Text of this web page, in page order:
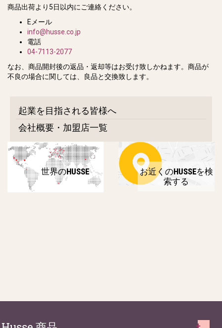
商品出荷より5日以内にご連絡ください。
Eメール
info@husse.co.jp
電話
04-7113-2077
なお、商品開封後の返品・返却等はお受け致しかねます。商品が
不良の場合に関しては、良品と交換致します。
起業を目指される皆様へ
会社概要・加盟店一覧
世界のHUSSE
お近くのHUSSEを検
索する